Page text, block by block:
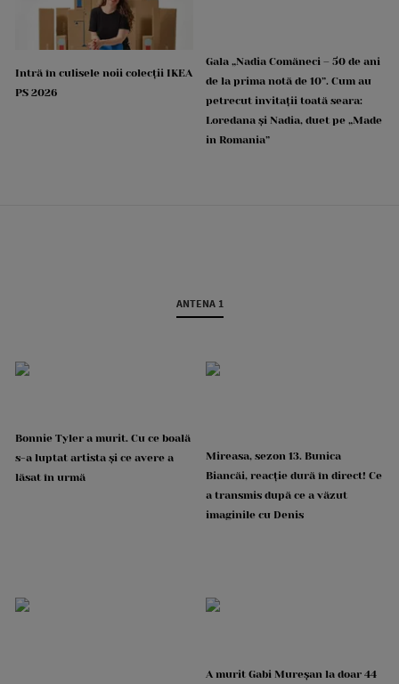
Intră în culisele noii colecții IKEA
PS 2026
Gala „Nadia Comăneci – 50 de ani
de la prima notă de 10”. Cum au
petrecut invitații toată seara:
Loredana și Nadia, duet pe „Made
in Romania”
ANTENA 1
Bonnie Tyler a murit. Cu ce boală
s-a luptat artista și ce avere a
lăsat în urmă
Mireasa, sezon 13. Bunica
Biancăi, reacție dură în direct! Ce
a transmis după ce a văzut
imaginile cu Denis
A murit Gabi Mureșan la doar 44